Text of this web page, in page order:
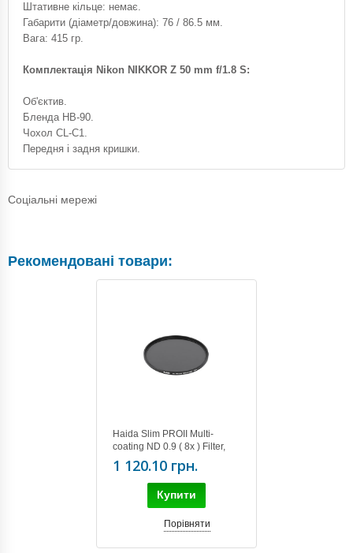
Штативне кільце: немає.
Габарити (діаметр/довжина): 76 / 86.5 мм.
Вага: 415 гр.
Комплектація Nikon NIKKOR Z 50 mm f/1.8 S:
Об'єктив.
Бленда HB-90.
Чохол CL-C1.
Передня і задня кришки.
Соціальні мережі
Рекомендовані товари:
Haida Slim PROII Multi-
coating ND 0.9 ( 8x ) Filter,
62mm
1 120.10 грн.
Купити
Порівняти